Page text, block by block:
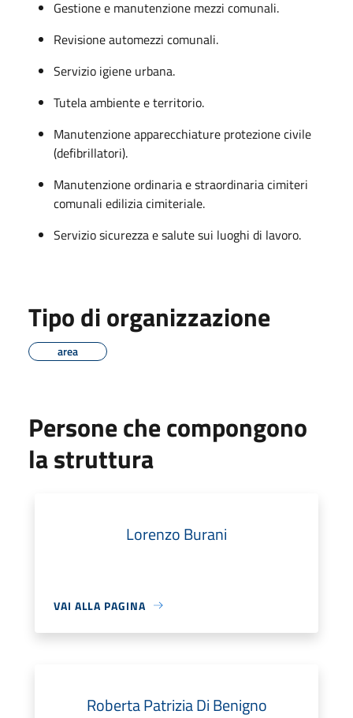
Gestione e manutenzione mezzi comunali.
Revisione automezzi comunali.
Servizio igiene urbana.
Tutela ambiente e territorio.
Manutenzione apparecchiature protezione civile
(defibrillatori).
Manutenzione ordinaria e straordinaria cimiteri
comunali edilizia cimiteriale.
Servizio sicurezza e salute sui luoghi di lavoro.
Tipo di organizzazione
area
Persone che compongono
la struttura
Lorenzo Burani
VAI ALLA PAGINA
Roberta Patrizia Di Benigno